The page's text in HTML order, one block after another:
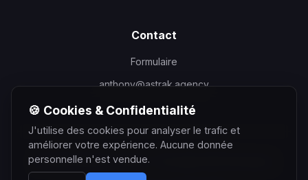
Contact
Formulaire
anthony@astrak.agency
©2026Anthony Courtin - Consultant SEO Bordeaux
🍪 Cookies & Confidentialité
J'utilise des cookies pour analyser le trafic et
améliorer votre expérience. Aucune donnée
personnelle n'est vendue.